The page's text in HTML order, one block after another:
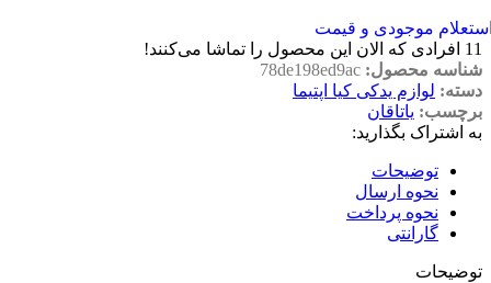
موجودی و قیمت
11 افرادی که الان این محصول را تماشا می‌کنند!
شناسه محصول: 78de198ed9ac
دسته: لوازم یدکی کیا اپتیما
برچسب: یاتاقان
به اشتراک بگذارید:
توضیحات
نحوه ارسال
نحوه پرداخت
گارانتی
توضیحات